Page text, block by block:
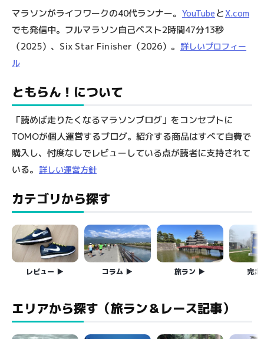
マラソンがライフワークの40代ランナー。 YouTube とX.com
でも発信中。フルマラソン自己ベスト2時間47分13秒
（2025）、Six Star Finisher（2026）。 詳しいプロフィー
ル
ともらん！について
「読めば走りたくなるマラソンブログ」をコンセプトに
TOMOが個人運営するブログ。紹介する商品はすべて自費で
購入し、忖度なしでレビューしている点が読者に支持されて
いる。 詳しい運営方針
カテゴリから探す
レビュー コラム 旅ラン 完走
エリアから探す（旅ラン＆レース記事）